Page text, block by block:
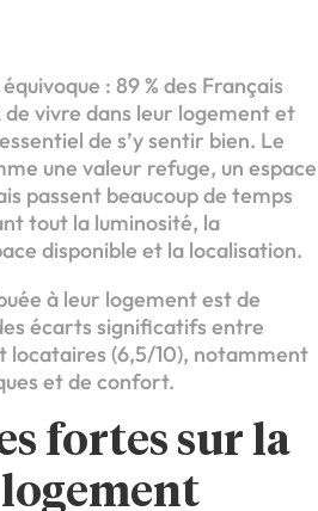
: 89 % des Français
vivre dans leur logement et
de s’y sentir bien. Le
une valeur refuge, un espace
passent beaucoup de temps
tout la luminosité, la
disponible et la localisation.
à leur logement est de
écarts significatifs entre
locataires (6,5/10), notamment
et de confort.
fortes sur la